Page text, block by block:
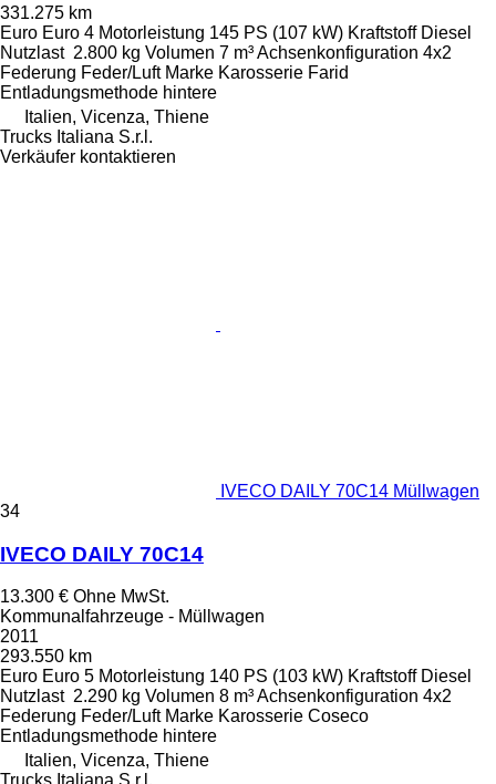
331.275 km
Euro Euro 4 Motorleistung 145 PS (107 kW) Kraftstoff Diesel
Nutzlast 2.800 kg Volumen 7 m³Achsenkonfiguration 4x2
Federung Feder/Luft Marke Karosserie Farid
Entladungsmethode hintere
Italien, Vicenza, Thiene
Trucks Italiana S.r.l.
Verkäufer kontaktieren
IVECO DAILY 70C14 Müllwagen
34
IVECO DAILY 70C14
13.300 € Ohne MwSt.
Kommunalfahrzeuge - Müllwagen
2011
293.550 km
Euro Euro 5 Motorleistung 140 PS (103 kW) Kraftstoff Diesel
Nutzlast 2.290 kg Volumen 8 m³Achsenkonfiguration 4x2
Federung Feder/Luft Marke Karosserie Coseco
Entladungsmethode hintere
Italien, Vicenza, Thiene